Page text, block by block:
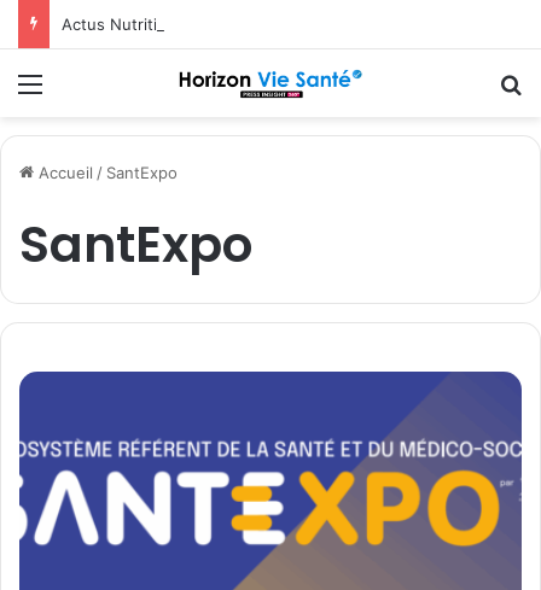
Actus Nutrition obtient le statut Certified B Corporation™
Menu
Accueil / SantExpo
SantExpo